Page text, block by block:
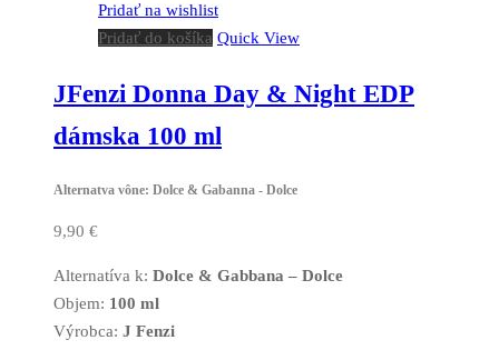
Pridať na wishlist
Pridať do košíka Quick View
JFenzi Donna Day & Night EDP
dámska 100 ml
Alternatva vône: Dolce & Gabanna - Dolce
9,90 €
Alternatíva k: Dolce & Gabbana – Dolce
Objem: 100 ml
Výrobca: J Fenzi